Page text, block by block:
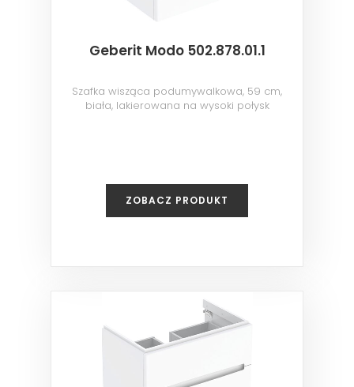
Geberit Modo 502.878.01.1
Szafka wisząca podumywalkowa, 59 cm,
biała, lakierowana na wysoki połysk
ZOBACZ PRODUKT